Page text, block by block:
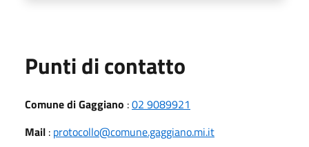
Punti di contatto
Comune di Gaggiano :02 9089921
Mail : protocollo@comune.gaggiano.mi.it